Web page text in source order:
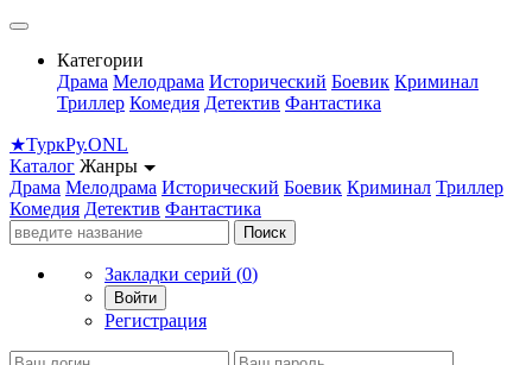
Категории
Драма Мелодрама Исторический Боевик Криминал
Триллер Комедия Детектив Фантастика
★ТуркРу.ONL
Каталог Жанры
Драма Мелодрама Исторический Боевик Криминал Триллер
Комедия Детектив Фантастика
Поиск
Закладки серий (0)
Войти
Регистрация